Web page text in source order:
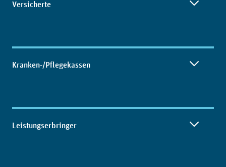
Versicherte
Kranken-/Pflegekassen
Leistungserbringer